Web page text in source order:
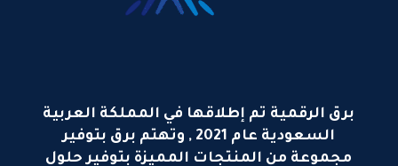
برق الرقمية تم إطلاقها في المملكة العربية
السعودية عام 2021 , وتهتم برق بتوفير
مجموعة من المنتجات المميزة بتوفير حلول